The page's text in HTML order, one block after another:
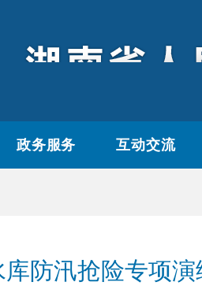
政务服务 互动交流
防汛抢险专项